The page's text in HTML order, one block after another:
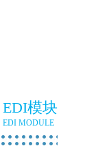
EDI模块
EDI MODULE